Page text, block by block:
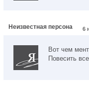
Неизвестная персона 6
Вот чем
Повесить